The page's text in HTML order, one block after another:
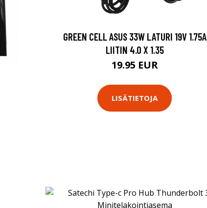
GREEN CELL ASUS 33W LATURI 19V 1.75A
LIITIN 4.0 X 1.35
19.95 EUR
LISÄTIETOJA